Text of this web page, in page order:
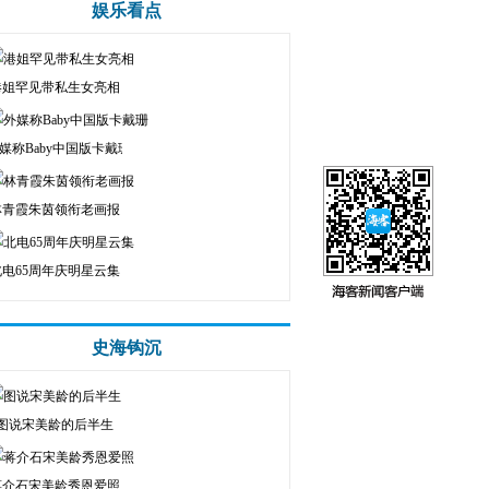
娱乐看点
罕见带私生女亮相
称Baby中国版卡戴珊
霞朱茵领衔老画报
65周年庆明星云集
史海钩沉
说宋美龄的后半生
石宋美龄秀恩爱照